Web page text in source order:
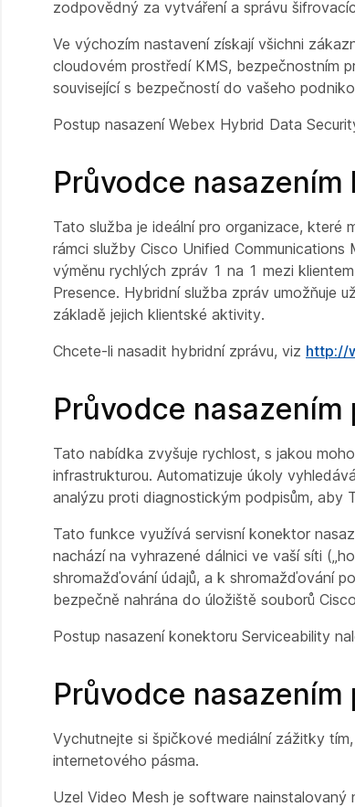
zodpovědný za vytváření a správu
Ve výchozím nastavení získají všichni
cloudovém prostředí KMS, bezpečnostním
související s bezpečností do vašeho
Postup nasazení Webex Hybrid Data
Průvodce
Tato služba je ideální pro organizace, které
rámci služby Cisco Unified
výměnu rychlých zpráv 1 na 1 mezi
Presence. Hybridní služba zpráv umožňuje
základě jejich klientské aktivity.
Chcete-li nasadit hybridní zprávu, viz http://
Průvodce
Tato nabídka zvyšuje rychlost, s jakou
infrastrukturou. Automatizuje úkoly
analýzu proti diagnostickým podpisům, aby
Tato funkce využívá servisní konektor
nachází na vyhrazené dálnici ve vaší síti
shromažďování údajů, a k shromažďování
bezpečně nahrána do úložiště souborů
Postup nasazení konektoru Serviceability
Průvodce nasazením
Vychutnejte si špičkové mediální zážitky
internetového pásma.
Uzel Video Mesh je software nainstalovaný